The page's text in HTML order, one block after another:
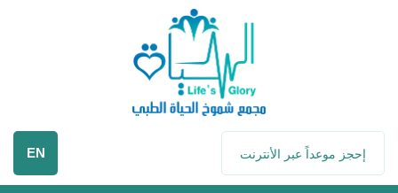
EN إحجز موعداً عبر الأنترنت